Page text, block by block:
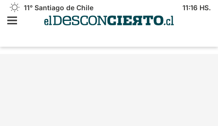
11° Santiago de Chile 11:16 HS.